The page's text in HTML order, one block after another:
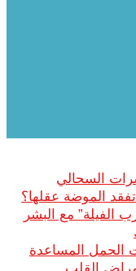
السحالي
الفيلة” مع البشر
الحمل المساعدة